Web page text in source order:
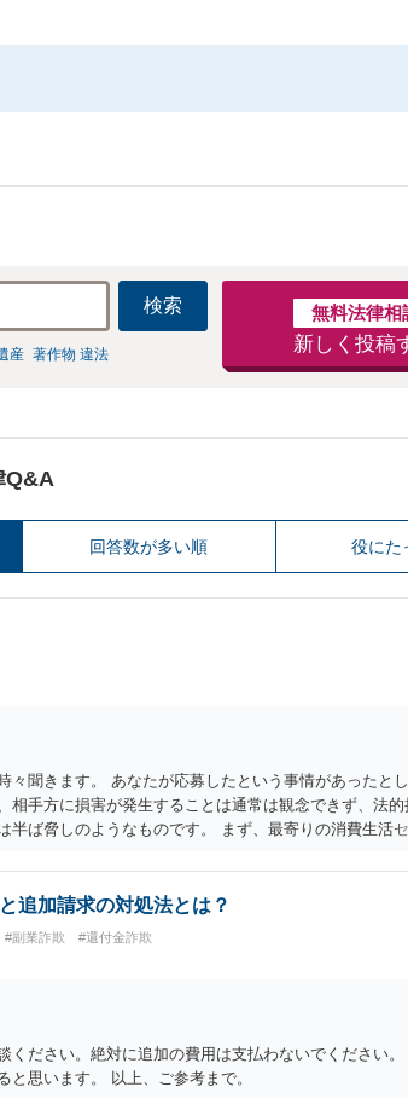
検索
産 著作物 違法
無料法律相
新しく投稿
Q&A
回答数が多い順 役にた
々聞きます。 あなたが応募したという事情があったと
相手方に損害が発生することは通常は観念できず、法的
半ば脅しのようなものです。 まず、最寄りの消費生活
らうことも必要になるかもしれません。
追加請求の対処法とは？
#副業詐欺 #還付金詐欺
ください。絶対に追加の費用は支払わないでください
と思います。 以上、ご参考まで。